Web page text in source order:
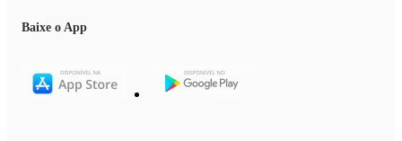
Baixe o App